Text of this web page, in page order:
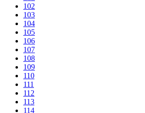
102
103
104
105
106
107
108
109
110
111
112
113
114